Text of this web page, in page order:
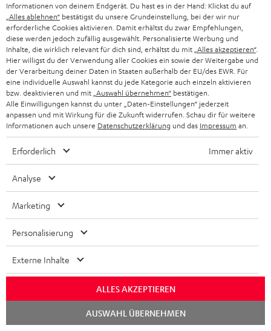
ULTIMA
20
Surround
"5.1-
Set"
Schwarz
ULTIMA
20
Surround
"5.1-
Set"
Weiß
ULTIMA 20 Surround "5.1-Set"
Surround-Variante der ULTIMA 20
599,99 €
549,99€Letzter niedrigster Preis
699, €Originalpreis
BLUE
Black
REAL BLUE
129,99€Letzter niedrigster Preis
Informationen von deinem Endgerät. Du hast es in der Hand: Klickst du auf
„Alles ablehnen“ bestätigst du unsere Grundeinstellung, bei der wir nur
erforderliche Cookies aktivieren. Damit erhältst du zwar Empfehlungen,
diese werden jedoch zufällig ausgewählt. Personalisierte Werbung und
Inhalte, die wirklich relevant für dich sind, erhältst du mit „Alles akzeptieren“.
Hier willigst du der Verwendung aller Cookies ein sowie der Weitergabe und
der Verarbeitung deiner Daten in Staaten außerhalb der EU/des EWR. Für
eine individuelle Auswahl kannst du jede Kategorie auch einzeln aktivieren
bzw. deaktivieren und mit „Auswahl übernehmen“ bestätigen.
Alle Einwilligungen kannst du unter „Daten-Einstellungen“ jederzeit
anpassen und mit Wirkung für die Zukunft widerrufen. Schau dir für weitere
Informationen auch unsere Datenschutzerklärung und das Impressum an.
Erforderlich Immer aktiv
Analyse
Marketing
Personalisierung
Externe Inhalte
ALLES AKZEPTIEREN
AUSWAHL ÜBERNEHMEN